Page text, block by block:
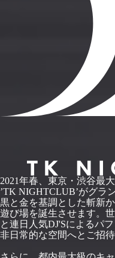
2021年春、東京・渋谷最
’TK NIGHTCLUB’がグラ
黒と金を基調とした斬新
遊び場を誕生させます。
と連日人気DJ'Sによるパ
非日常的な空間へとご招待